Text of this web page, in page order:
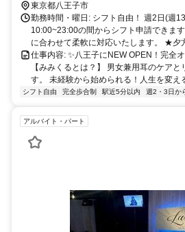
通勤がとってもスムーズです！ 沿線も充
らはもちろん、周辺エリアからの通勤に
です。
東京都八王子市
勤務時間・曜日: シフト自由！ 週2日(週
10:00~23:00の間からシフト申請できま
に合わせて柔軟に対応いたします。 ★夕
仕事内容: ✨八王子にNEW OPEN！完全
【みみくるとは？】 男女兼用耳のケア
す。 未経験から始められる！人生を変え
シフト自由 完全歩合制 駅近5分以内 週2・3日か
アルバイト・パート